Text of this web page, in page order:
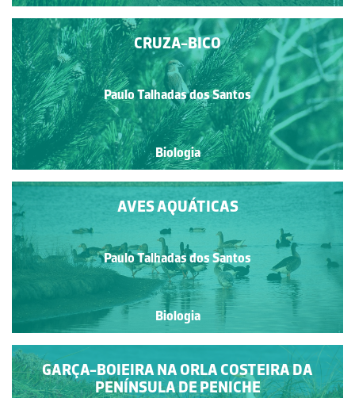
CRUZA-BICO
Paulo Talhadas dos Santos
Biologia
AVES AQUÁTICAS
Paulo Talhadas dos Santos
Biologia
GARÇA-BOIEIRA NA ORLA COSTEIRA DA
PENÍNSULA DE PENICHE